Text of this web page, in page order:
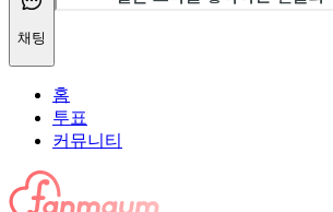
채팅
홈
투표
커뮤니티